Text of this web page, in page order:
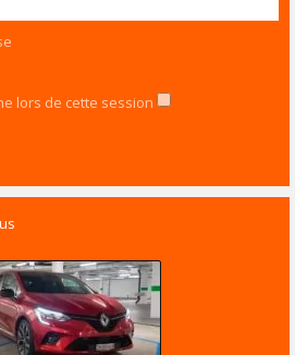
lors de cette session